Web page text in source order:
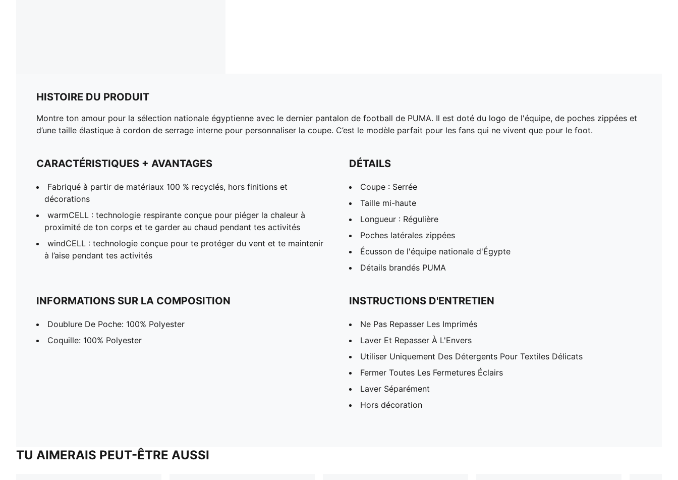
HISTOIRE DU PRODUIT
Montre ton amour pour la sélection nationale égyptienne avec le dernier pantalon de football de PUMA. Il est doté du logo de l'équipe, de poches zippées et
d’une taille élastique à cordon de serrage interne pour personnaliser la coupe. C’est le modèle parfait pour les fans qui ne vivent que pour le foot.
CARACTÉRISTIQUES + AVANTAGES
Fabriqué à partir de matériaux 100 % recyclés, hors finitions et
décorations
warmCELL : technologie respirante conçue pour piéger la chaleur à
proximité de ton corps et te garder au chaud pendant tes activités
windCELL : technologie conçue pour te protéger du vent et te maintenir
à l’aise pendant tes activités
DÉTAILS
Coupe : Serrée
Taille mi-haute
Longueur : Régulière
Poches latérales zippées
Écusson de l'équipe nationale d'Égypte
Détails brandés PUMA
INFORMATIONS SUR LA COMPOSITION
Doublure De Poche: 100% Polyester
Coquille: 100% Polyester
INSTRUCTIONS D'ENTRETIEN
Ne Pas Repasser Les Imprimés
Laver Et Repasser À L'Envers
Utiliser Uniquement Des Détergents Pour Textiles Délicats
Fermer Toutes Les Fermetures Éclairs
Laver Séparément
Hors décoration
TU AIMERAIS PEUT-ÊTRE AUSSI